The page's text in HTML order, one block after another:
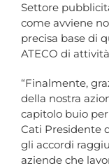
Settore
come avviene
precisa base di
ATECO di
“Finalmente,
della nostra
capitolo buio
Cati Presidente
gli accordi
aziende che